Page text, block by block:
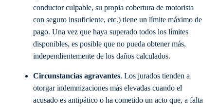
conductor culpable, su propia cobertura de motorista
con seguro insuficiente, etc.) tiene un límite máximo de
pago. Una vez que haya superado todos los límites
disponibles, es posible que no pueda obtener más,
independientemente de los daños calculados.
Circunstancias agravantes. Los jurados tienden a
otorgar indemnizaciones más elevadas cuando el
acusado es antipático o ha cometido un acto que, a falta